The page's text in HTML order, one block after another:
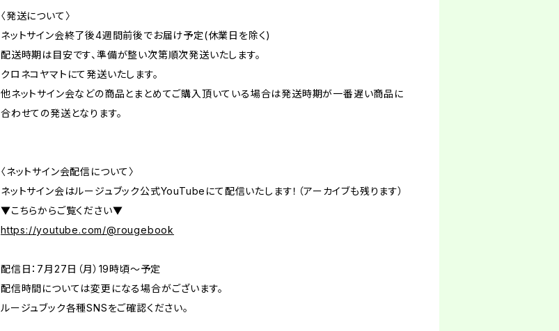
〈発送について〉
ネットサイン会終了後4週間前後でお届け予定(休業日を除く)
配送時期は目安です、準備が整い次第順次発送いたします。
クロネコヤマトにて発送いたします。
他ネットサイン会などの商品とまとめてご購入頂いている場合は発送時期が一番遅い商品に
合わせての発送となります。
〈ネットサイン会配信について〉
ネットサイン会はルージュブック公式YouTubeにて配信いたします！（アーカイブも残ります）
▼こちらからご覧ください▼
https://youtube.com/@rougebook
配信日：7月27日（月）19時頃〜予定
配信時間については変更になる場合がございます。
ルージュブック各種SNSをご確認ください。